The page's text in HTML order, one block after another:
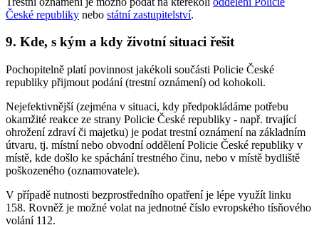
České republiky nebo státní zastupitelství.
9. Kde, s kým a kdy životní situaci řešit
Pochopitelně platí povinnost jakékoli součásti Policie České
republiky přijmout podání (trestní oznámení) od kohokoli.
Nejefektivnější (zejména v situaci, kdy předpokládáme potřebu
okamžité reakce ze strany Policie České republiky - např. trvající
ohrožení zdraví či majetku) je podat trestní oznámení na základním
útvaru, tj. místní nebo obvodní oddělení Policie České republiky v
místě, kde došlo ke spáchání trestného činu, nebo v místě bydliště
poškozeného (oznamovatele).
V případě nutnosti bezprostředního opatření je lépe využít linku
158. Rovněž je možné volat na jednotné číslo evropského tísňového
volání 112.